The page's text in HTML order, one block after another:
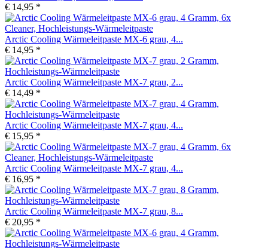
€ 14,95 *
Arctic Cooling Wärmeleitpaste MX-6 grau, 4...
€ 14,95 *
Arctic Cooling Wärmeleitpaste MX-7 grau, 2...
€ 14,49 *
Arctic Cooling Wärmeleitpaste MX-7 grau, 4...
€ 15,95 *
Arctic Cooling Wärmeleitpaste MX-7 grau, 4...
€ 16,95 *
Arctic Cooling Wärmeleitpaste MX-7 grau, 8...
€ 20,95 *